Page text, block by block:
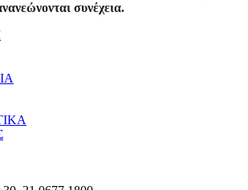
συνέχεια.